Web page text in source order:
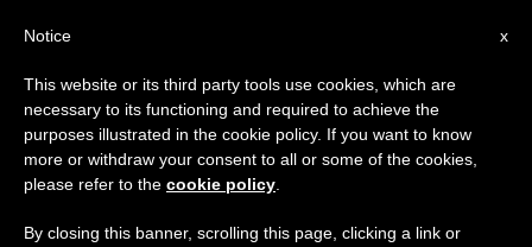
GIORNO
Ottobre 26th, 2004
x
Notice
This website or its third party tools use cookies, which are
necessary to its functioning and required to achieve the
purposes illustrated in the cookie policy. If you want to know
more or withdraw your consent to all or some of the cookies,
please refer to the cookie policy
By closing this banner, scrolling this page, clicking a link or